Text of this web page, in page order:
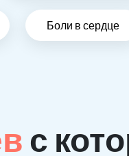
Боли в сердце
с